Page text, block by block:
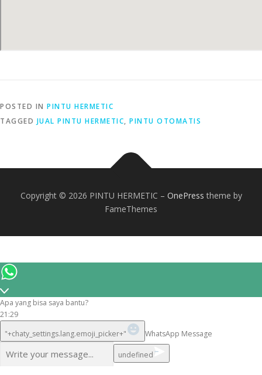
POSTED IN PINTU HERMETIC
TAGGED JUAL PINTU HERMETIC, PINTU OTOMATIS
Copyright © 2026 PINTU HERMETIC – OnePress theme by
FameThemes
Apa yang bisa saya bantu?
21:29
"+chaty_settings.lang.emoji_picker+"
WhatsApp Message
undefined